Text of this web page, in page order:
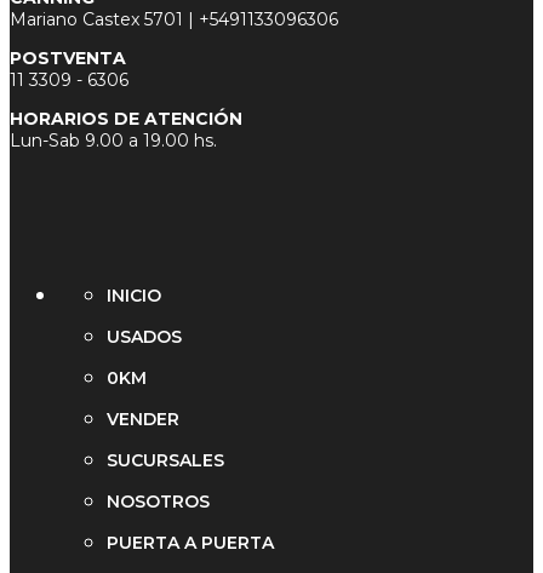
Mariano Castex 5701 | +5491133096306
POSTVENTA
11 3309 - 6306
HORARIOS DE ATENCIÓN
Lun-Sab 9.00 a 19.00 hs.
INICIO
USADOS
0KM
VENDER
SUCURSALES
NOSOTROS
PUERTA A PUERTA